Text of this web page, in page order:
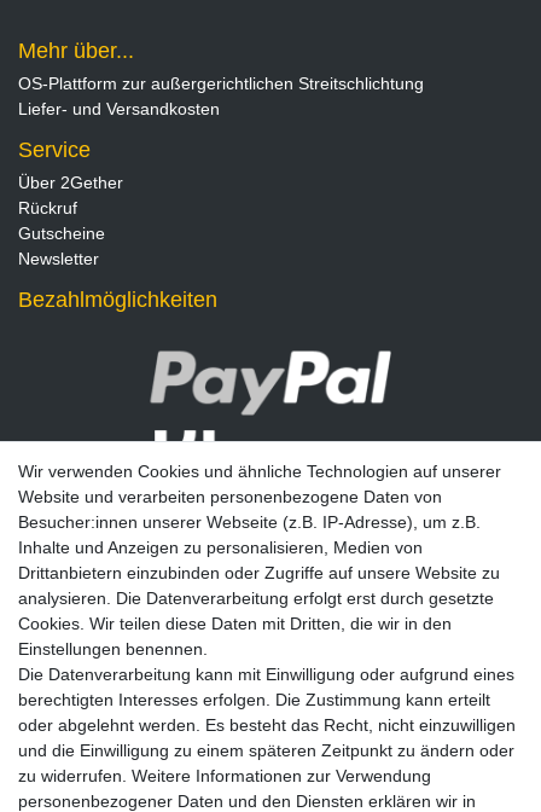
Mehr über...
OS-Plattform zur außergerichtlichen Streitschlichtung
Liefer- und Versandkosten
Service
Über 2Gether
Rückruf
Gutscheine
Newsletter
Bezahlmöglichkeiten
Newsletter
E-MAIL **
Einwilligung kann ich jederzeit widerrufen.**
Abonnieren
Wir verwenden Cookies und ähnliche Technologien auf unserer
Website und verarbeiten personenbezogene Daten von
Besucher:innen unserer Webseite (z.B. IP-Adresse), um z.B.
Inhalte und Anzeigen zu personalisieren, Medien von
Drittanbietern einzubinden oder Zugriffe auf unsere Website zu
analysieren. Die Datenverarbeitung erfolgt erst durch gesetzte
Cookies. Wir teilen diese Daten mit Dritten, die wir in den
Einstellungen benennen.
Die Datenverarbeitung kann mit Einwilligung oder aufgrund eines
berechtigten Interesses erfolgen. Die Zustimmung kann erteilt
oder abgelehnt werden. Es besteht das Recht, nicht einzuwilligen
und die Einwilligung zu einem späteren Zeitpunkt zu ändern oder
zu widerrufen. Weitere Informationen zur Verwendung
personenbezogener Daten und den Diensten erklären wir in